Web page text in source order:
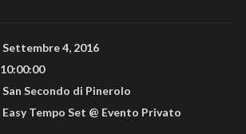
Settembre 4, 2016
10:00:00
San Secondo di Pinerolo
Easy Tempo Set @ Evento Privato